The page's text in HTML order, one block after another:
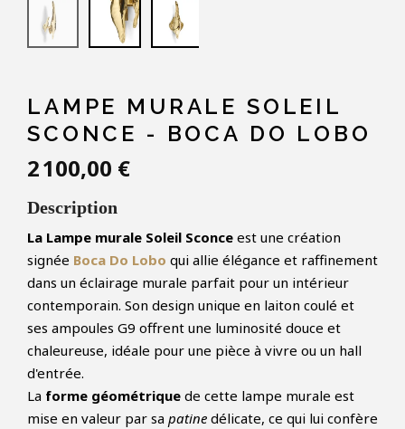
LAMPE MURALE SOLEIL
SCONCE - BOCA DO LOBO
2 100,00 €
Description
La Lampe murale Soleil Sconce est une création
signée Boca Do Lobo qui allie élégance et raffinement
dans un éclairage murale parfait pour un intérieur
contemporain. Son design unique en laiton coulé et
ses ampoules G9 offrent une luminosité douce et
chaleureuse, idéale pour une pièce à vivre ou un hall
d'entrée.
La forme géométrique de cette lampe murale est
mise en valeur par sa patine délicate, ce qui lui confère